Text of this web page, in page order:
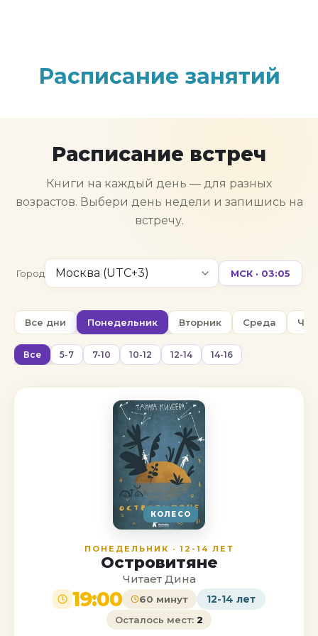
Расписание занятий
Расписание встреч
Книги на каждый день — для разных
возрастов. Выбери день недели и запишись на
встречу.
Город МСК · 03:05
Все дни Понедельник Вторник Среда
Все 5-7 7-10 10-12 12-14 14-16
КОЛЕСО
ПОНЕДЕЛЬНИК · 12-14 ЛЕТ
Островитяне
Читает Дина
19:00 60 минут 12-14 лет
Осталось мест: 2